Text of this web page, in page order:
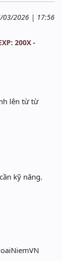
03/2026 | 17:56
200X -
lên từ từ
kỹ năng.